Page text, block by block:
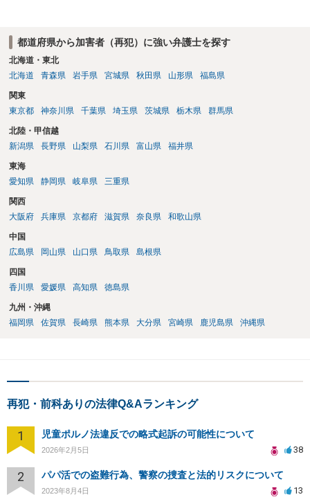
都道府県から加害者（再犯）に強い弁護士を探す
北海道・東北
北海道
青森県 岩手県 宮城県 秋田県 山形県 福島県
関東
東京都
神奈川県 千葉県 埼玉県 茨城県 栃木県 群馬県
北陸・甲信越
新潟県
長野県 山梨県 石川県 富山県 福井県
東海
愛知県
静岡県 岐阜県 三重県
関西
大阪府
兵庫県 京都府 滋賀県 奈良県 和歌山県
中国
広島県
岡山県 山口県 鳥取県 島根県
四国
香川県
愛媛県 高知県 徳島県
九州・沖縄
福岡県
佐賀県 長崎県 熊本県 大分県 宮崎県 鹿児島県 沖縄県
再犯・前科ありの法律Q&Aランキング
1 児童ポルノ法違反での略式起訴の可能性について
2026年2月5日 38
2 パパ活での盗難行為、警察の捜査と法的リスクについて
2023年8月4日 13